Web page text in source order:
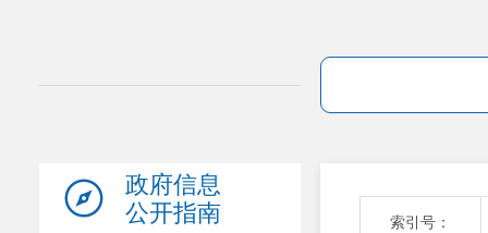
政府信息
公开指南
索引号：